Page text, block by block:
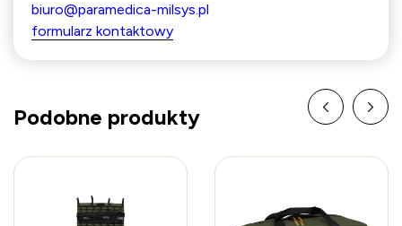
biuro@paramedica-milsys.pl
formularz kontaktowy
Podobne produkty